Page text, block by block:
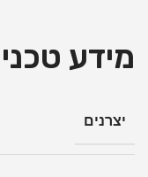
Card
מידע טכני
יצרנים